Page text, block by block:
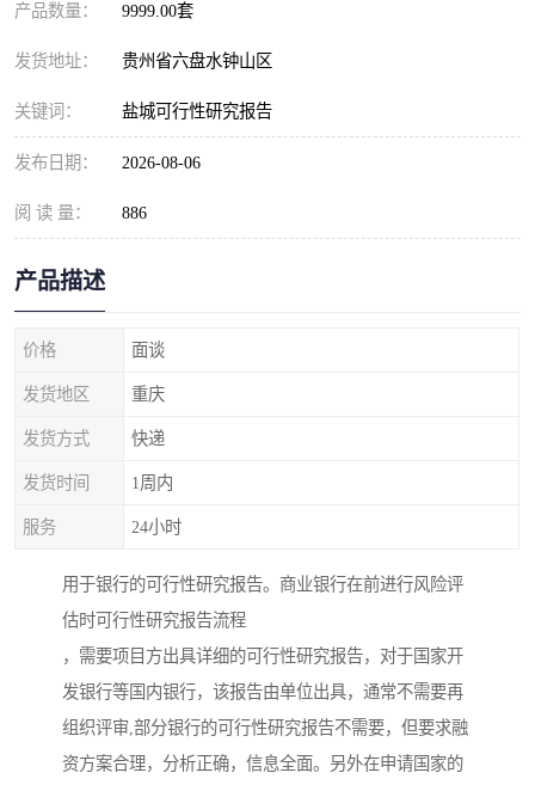
产品数量： 9999.00套
发货地址： 贵州省六盘水钟山区
关键词： 盐城可行性研究报告
发布日期： 2026-08-06
阅 读 量： 886
产品描述
价格 面谈
发货地区 重庆
发货方式 快递
发货时间 1周内
服务 24小时
用于银行的可行性研究报告。商业银行在前进行风险评
估时可行性研究报告流程
，需要项目方出具详细的可行性研究报告，对于国家开
发银行等国内银行，该报告由单位出具，通常不需要再
组织评审,部分银行的可行性研究报告不需要，但要求融
资方案合理，分析正确，信息全面。另外在申请国家的